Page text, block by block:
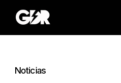
Noticias